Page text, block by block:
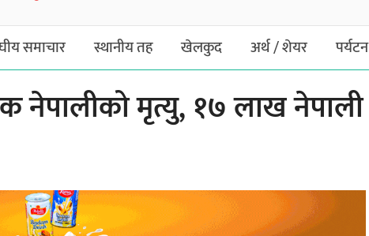
समाचार स्थानीय तह खेलकुद अर्थ / शेयर पर्यटन
एक नेपालीको मृत्यु, १७ लाख नेपाली